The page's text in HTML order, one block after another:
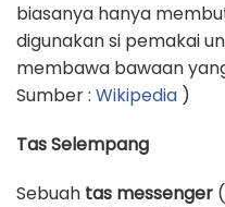
biasanya hanya
digunakan si pemakai
membawa bawaan
Sumber : Wikipedia )
Tas Selempang
Sebuah tas messenger